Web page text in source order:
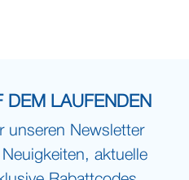
DEM LAUFENDEN
unseren Newsletter
aktuelle